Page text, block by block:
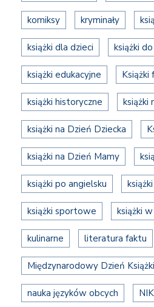
komiksy kryminały
książki dla dzieci książki
książki edukacyjne Książki
książki historyczne książki
książki na Dzień Dziecka
książki na Dzień Mamy
książki po angielsku
książki sportowe książki
kulinarne literatura faktu
Międzynarodowy Dzień
nauka języków obcych